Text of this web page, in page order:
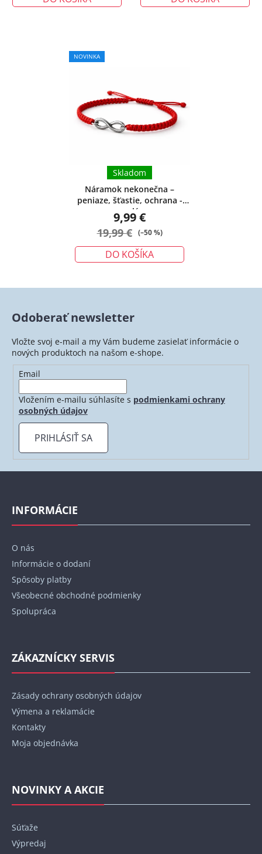
5,0
5
NOVINKA
Náramok nekonečna –
peniaze, šťastie, ochrana -
malý
Skladom
9,99 €
19,99 € (–50 %)
DO KOŠÍKA
Odoberať newsletter
Vložte svoj e-mail a my Vám budeme zasielať informácie o
nových produktoch na našom e-shope.
Email
Vložením e-mailu súhlasíte s podmienkami ochrany
osobných údajov
PRIHLÁSIŤ SA
INFORMÁCIE
O nás
Informácie o dodaní
Spôsoby platby
Všeobecné obchodné podmienky
Spolupráca
ZÁKAZNÍCKY SERVIS
Zásady ochrany osobných údajov
Výmena a reklamácie
Kontakty
Moja objednávka
NOVINKY A AKCIE
Súťaže
Výpredaj